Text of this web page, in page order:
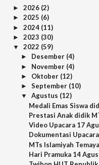
► 2026 (2)
► 2025 (6)
► 2024 (11)
► 2023 (30)
▼ 2022 (59)
► Desember (4)
► November (4)
► Oktober (12)
► September (10)
▼ Agustus (12)
Medali Emas Siswa
Prestasi Anak didik
Video Upacara 17
Dokumentasi
MTs Islamiyah
Hari Pramuka 14